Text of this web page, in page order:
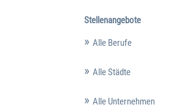
Stellenangebote
Alle Berufe
Alle Städte
Alle Unternehmen